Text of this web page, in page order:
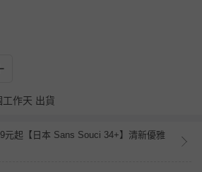
作天 出貨
元起【日本 Sans Souci 34+】清新優雅